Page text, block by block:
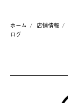
ホーム 店舗情報
ログ